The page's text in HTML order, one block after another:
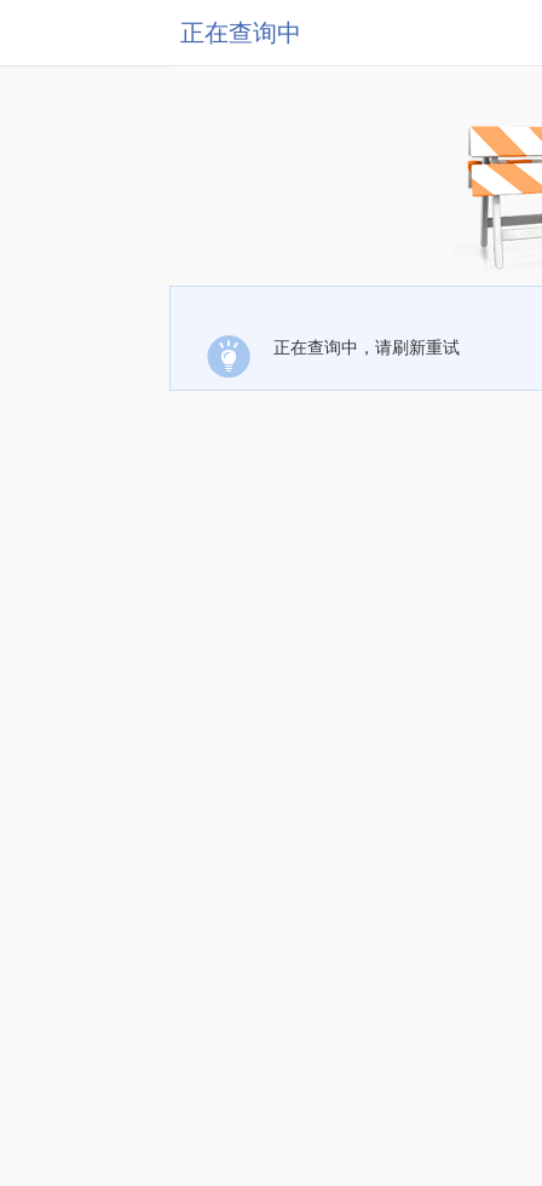
正在查询中
正在查询中，请刷新重试